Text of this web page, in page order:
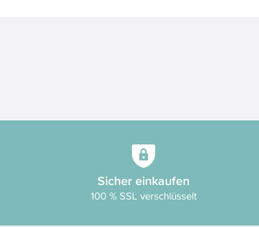
Sicher einkaufen
100 % SSL verschlüsselt